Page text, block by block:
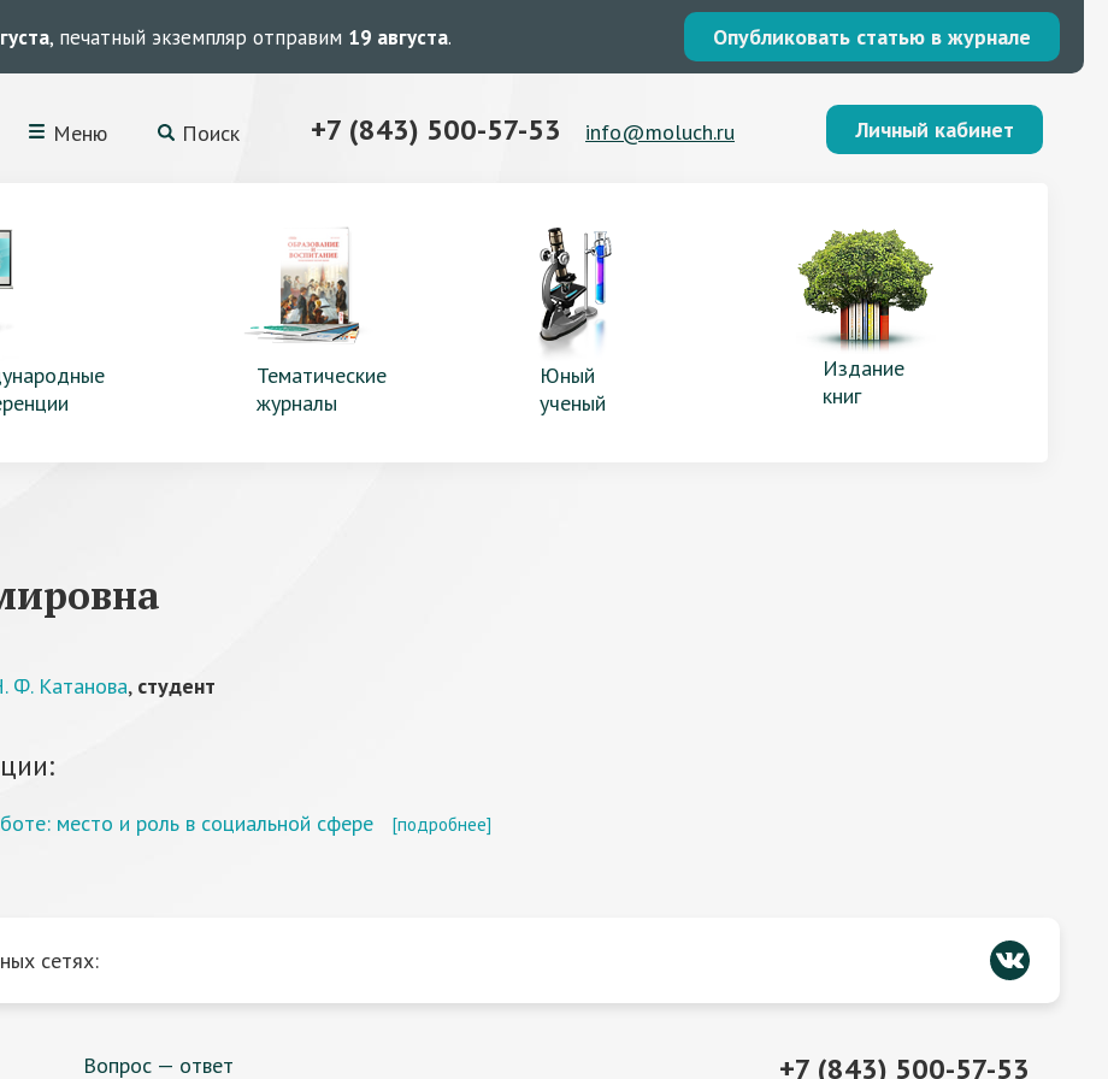
, печатный экземпляр отправим 19 августа. Опубликовать статью в журнале
Меню Поиск +7 (843) 500-57-53 info@moluch.ru Личный кабинет
Тематические
журналы
Юный
ученый
Издание
книг
Ф. Катанова, студент
место и роль в социальной сфере [подробнее]
сетях:
Вопрос — ответ +7 (843) 500-57-53